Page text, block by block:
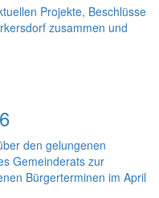
Projekte, Beschlüsse
zusammen und
den gelungenen
Gemeinderats zur
Bürgerterminen im April